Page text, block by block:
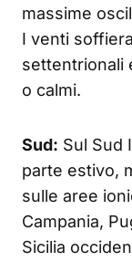
massime
I venti
settentrionali
o calmi.
Sud: Sul Sud
parte estivo,
sulle aree
Campania,
Sicilia